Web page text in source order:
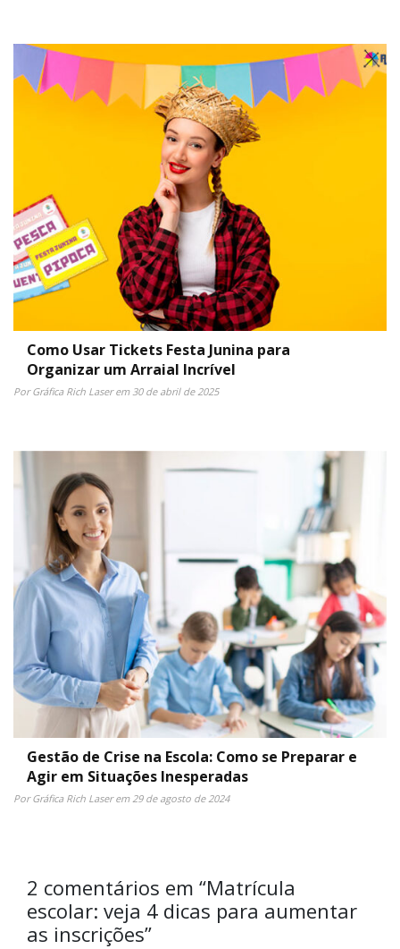
Como Usar Tickets Festa Junina para
Organizar um Arraial Incrível
Por Gráfica Rich Laser em 30 de abril de 2025
Gestão de Crise na Escola: Como se Preparar e
Agir em Situações Inesperadas
Por Gráfica Rich Laser em 29 de agosto de 2024
2 comentários em “Matrícula
escolar: veja 4 dicas para aumentar
as inscrições”